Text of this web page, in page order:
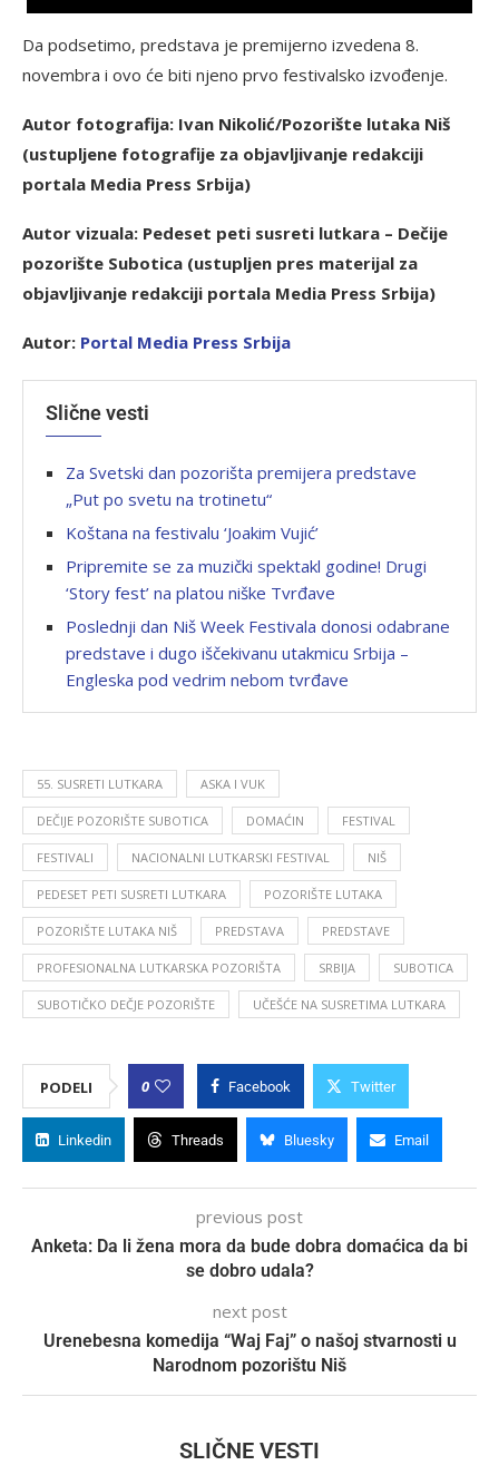
Da podsetimo, predstava je premijerno izvedena 8.
novembra i ovo će biti njeno prvo festivalsko izvođenje.
Autor fotografija: Ivan Nikolić/Pozorište lutaka Niš
(ustupljene fotografije za objavljivanje redakciji
portala Media Press Srbija)
Autor vizuala: Pedeset peti susreti lutkara – Dečije
pozorište Subotica (ustupljen pres materijal za
objavljivanje redakciji portala Media Press Srbija)
Autor: Portal Media Press Srbija
Slične vesti
Za Svetski dan pozorišta premijera predstave
„Put po svetu na trotinetu“
Koštana na festivalu ‘Joakim Vujić’
Pripremite se za muzički spektakl godine! Drugi
‘Story fest’ na platou niške Tvrđave
Poslednji dan Niš Week Festivala donosi odabrane
predstave i dugo iščekivanu utakmicu Srbija –
Engleska pod vedrim nebom tvrđave
55. SUSRETI LUTKARA ASKA I VUK
DEČIJE POZORIŠTE SUBOTICA DOMAĆIN FESTIVAL
FESTIVALI NACIONALNI LUTKARSKI FESTIVAL NIŠ
PEDESET PETI SUSRETI LUTKARA POZORIŠTE LUTAKA
POZORIŠTE LUTAKA NIŠ PREDSTAVA PREDSTAVE
PROFESIONALNA LUTKARSKA POZORIŠTA SRBIJA SUBOTICA
SUBOTIČKO DEČJE POZORIŠTE UČEŠĆE NA SUSRETIMA LUTKARA
PODELI 0 Facebook Twitter
Linkedin Threads Bluesky Email
previous post
Anketa: Da li žena mora da bude dobra domaćica da bi
se dobro udala?
next post
Urenebesna komedija “Waj Faj” o našoj stvarnosti u
Narodnom pozorištu Niš
SLIČNE VESTI